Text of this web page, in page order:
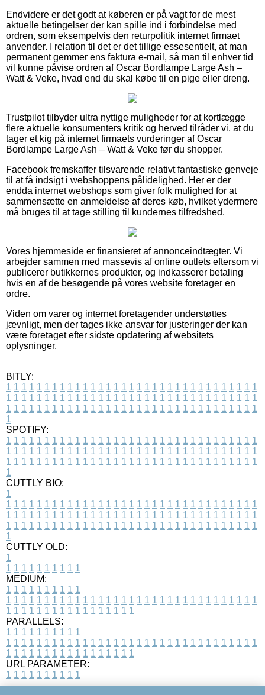
Endvidere er det godt at køberen er på vagt for de mest
aktuelle betingelser der kan spille ind i forbindelse med
ordren, som eksempelvis den returpolitik internet firmaet
anvender. I relation til det er det tillige essesentielt, at man
permanent gemmer ens faktura e-mail, så man til enhver tid
vil kunne påvise ordren af Oscar Bordlampe Large Ash –
Watt & Veke, hvad end du skal købe til en pige eller dreng.
Trustpilot tilbyder ultra nyttige muligheder for at kortlægge
flere aktuelle konsumenters kritik og herved tilråder vi, at du
tager et kig på internet firmaets vurderinger af Oscar
Bordlampe Large Ash – Watt & Veke før du shopper.
Facebook fremskaffer tilsvarende relativt fantastiske genveje
til at få indsigt i webshoppens pålidelighed. Her er der
endda internet webshops som giver folk mulighed for at
sammensætte en anmeldelse af deres køb, hvilket ydermere
må bruges til at tage stilling til kundernes tilfredshed.
Vores hjemmeside er finansieret af annonceindtægter. Vi
arbejder sammen med massevis af online outlets eftersom vi
publicerer butikkernes produkter, og indkasserer betaling
hvis en af de besøgende på vores website foretager en
ordre.
Viden om varer og internet foretagender understøttes
jævnligt, men der tages ikke ansvar for justeringer der kan
være foretaget efter sidste opdatering af websitets
oplysninger.
BITLY:
1 1 1 1 1 1 1 1 1 1 1 1 1 1 1 1 1 1 1 1 1 1 1 1 1 1 1 1 1 1 1 1 1
1 1 1 1 1 1 1 1 1 1 1 1 1 1 1 1 1 1 1 1 1 1 1 1 1 1 1 1 1 1 1 1 1
1 1 1 1 1 1 1 1 1 1 1 1 1 1 1 1 1 1 1 1 1 1 1 1 1 1 1 1 1 1 1 1 1
1
SPOTIFY:
1 1 1 1 1 1 1 1 1 1 1 1 1 1 1 1 1 1 1 1 1 1 1 1 1 1 1 1 1 1 1 1 1
1 1 1 1 1 1 1 1 1 1 1 1 1 1 1 1 1 1 1 1 1 1 1 1 1 1 1 1 1 1 1 1 1
1 1 1 1 1 1 1 1 1 1 1 1 1 1 1 1 1 1 1 1 1 1 1 1 1 1 1 1 1 1 1 1 1
1
CUTTLY BIO:
1
1 1 1 1 1 1 1 1 1 1 1 1 1 1 1 1 1 1 1 1 1 1 1 1 1 1 1 1 1 1 1 1 1
1 1 1 1 1 1 1 1 1 1 1 1 1 1 1 1 1 1 1 1 1 1 1 1 1 1 1 1 1 1 1 1 1
1 1 1 1 1 1 1 1 1 1 1 1 1 1 1 1 1 1 1 1 1 1 1 1 1 1 1 1 1 1 1 1 1
1
CUTTLY OLD:
1
1 1 1 1 1 1 1 1 1 1
MEDIUM:
1 1 1 1 1 1 1 1 1 1
1 1 1 1 1 1 1 1 1 1 1 1 1 1 1 1 1 1 1 1 1 1 1 1 1 1 1 1 1 1 1 1 1
1 1 1 1 1 1 1 1 1 1 1 1 1 1 1 1 1
PARALLELS:
1 1 1 1 1 1 1 1 1 1
1 1 1 1 1 1 1 1 1 1 1 1 1 1 1 1 1 1 1 1 1 1 1 1 1 1 1 1 1 1 1 1 1
1 1 1 1 1 1 1 1 1 1 1 1 1 1 1 1 1
URL PARAMETER:
1 1 1 1 1 1 1 1 1 1